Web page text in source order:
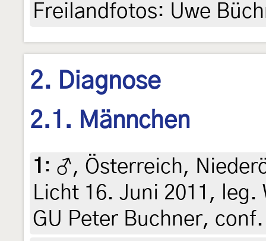
Freilandfotos: Uwe
2. Diagnose
2.1. Männchen
1 : ♂, Österreich,
Licht 16. Juni 2011,
GU Peter Buchner,